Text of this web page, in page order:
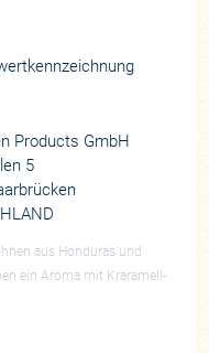
Products GmbH
5
aus Honduras und
ein Aroma mit Kraramell-